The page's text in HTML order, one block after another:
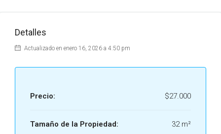
Detalles
Actualizado en enero 16, 2026 a 4:50 pm
Precio: $27.000
Tamaño de la Propiedad: 32 m²